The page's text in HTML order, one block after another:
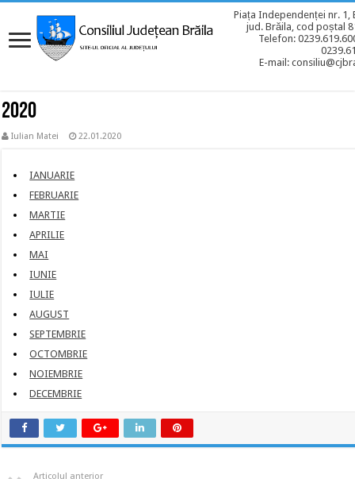
Piața Independenței nr. 1,
jud. Brăila, cod poștal
Telefon:
E-mail:
2020
Iulian Matei 22.01.2020
IANUARIE
FEBRUARIE
MARTIE
APRILIE
MAI
IUNIE
IULIE
AUGUST
SEPTEMBRIE
OCTOMBRIE
NOIEMBRIE
DECEMBRIE
Articolul anterior